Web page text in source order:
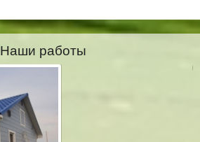
Наши работы